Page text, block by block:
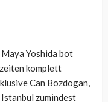
Yoshida bot
komplett
Can Bozdogan,
zumindest